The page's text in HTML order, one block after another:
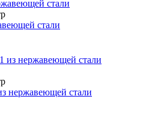
стали
стали